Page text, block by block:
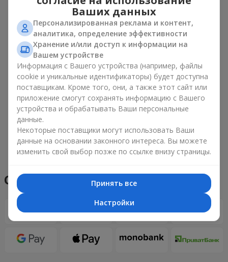
Посмотреть все
Способы оплаты
Ваших данных
Персонализированная реклама и контент,
аналитика, определение эффективности
Хранение и/или доступ к информации на
Вашем устройстве
Информация с Вашего устройства (например, файлы
cookie и уникальные идентификаторы) будет доступна
поставщикам. Кроме того, они, а также этот сайт или
приложение смогут сохранять информацию с Вашего
устройства и обрабатывать Ваши персональные
данные.
Некоторые поставщики могут использовать Ваши
данные на основании законного интереса. Вы можете
изменить свой выбор позже по ссылке внизу страницы.
Принять все
Настройки